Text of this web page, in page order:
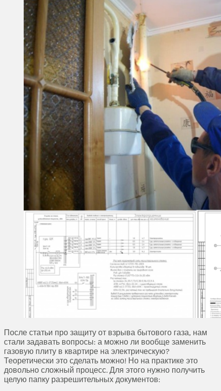
После статьи про защиту от взрыва бытового газа, нам
стали задавать вопросы: а можно ли вообще заменить
газовую плиту в квартире на электрическую?
Теоретически это сделать можно! Но на практике это
довольно сложный процесс. Для этого нужно получить
целую папку разрешительных документов: